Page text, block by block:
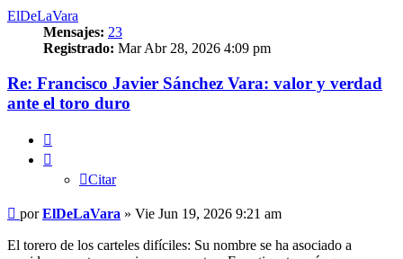
ElDeLaVara
Mensajes: 23
Registrado: Mar Abr 28, 2026 4:09 pm
Re: Francisco Javier Sánchez Vara: valor y verdad
ante el toro duro
Citar
Mensaje
porElDeLaVara » Vie Jun 19, 2026 9:21 am
El torero de los carteles difíciles: Su nombre se ha asociado a